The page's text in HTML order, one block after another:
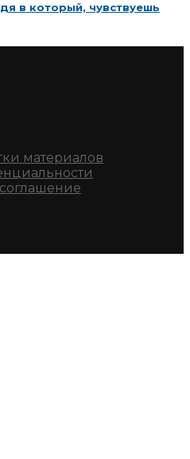
в который, чувствуешь
материалов